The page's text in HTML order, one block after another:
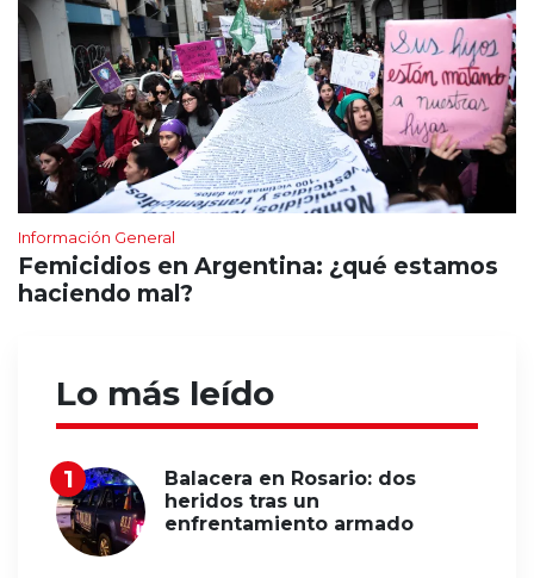
Información General
Femicidios en Argentina: ¿qué estamos
haciendo mal?
Lo más leído
Balacera en Rosario: dos
heridos tras un
enfrentamiento armado